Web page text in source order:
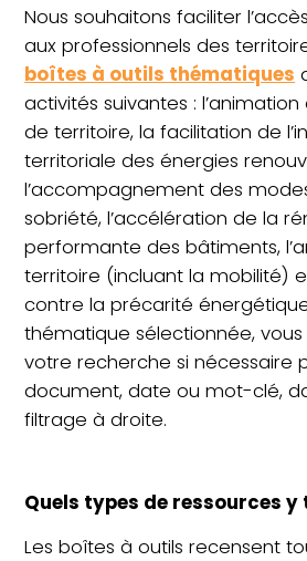
Nous souhaitons faciliter
aux professionnels des
boîtes à outils thématiques
activités suivantes : l’animation
de territoire, la facilitation de
territoriale des énergies
l’accompagnement des
sobriété, l’accélération de la
performante des bâtiments,
territoire (incluant la mobilité)
contre la précarité
thématique sélectionnée,
votre recherche si nécessaire
document, date ou mot-clé,
filtrage à droite.
Quels types de ressources
Les boîtes à outils recensent